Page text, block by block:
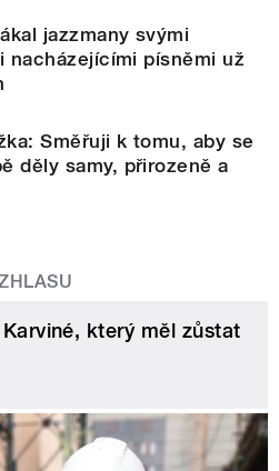
jazzmany svými
nacházejícími písněmi už
Směřuji k tomu, aby se
děly samy, přirozeně a
který měl zůstat